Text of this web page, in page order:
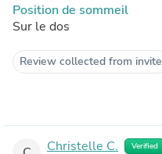
Position de sommeil
Sur le dos
Review collected from invite
Christelle C. Verified